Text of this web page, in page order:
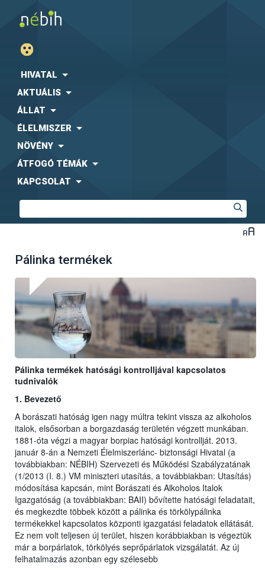
HIVATAL
AKTUÁLIS
ÁLLAT
ÉLELMISZER
NÖVÉNY
ÁTFOGÓ TÉMÁK
KAPCSOLAT
Pálinka termékek
Pálinka termékek hatósági kontrolljával kapcsolatos
tudnivalók
1. Bevezető
A borászati hatóság igen nagy múltra tekint vissza az alkoholos
italok, elsősorban a borgazdaság területén végzett munkában.
1881-óta végzi a magyar borpiac hatósági kontrollját. 2013.
január 8-án a Nemzeti Élelmiszerlánc- biztonsági Hivatal (a
továbbiakban: NÉBIH) Szervezeti és Működési Szabályzatának
(1/2013 (I. 8.) VM miniszteri utasítás, a továbbiakban: Utasítás)
módosítása kapcsán, mint Borászati és Alkoholos Italok
Igazgatóság (a továbbiakban: BAII) bővítette hatósági feladatait,
és megkezdte többek között a pálinka és törkölypálinka
termékekkel kapcsolatos központi igazgatási feladatok ellátását.
Ez nem volt teljesen új terület, hiszen korábbiakban is végeztük
már a borpárlatok, törkölyés seprőpárlatok vizsgálatát. Az új
felhatalmazás azonban egy szélesebb